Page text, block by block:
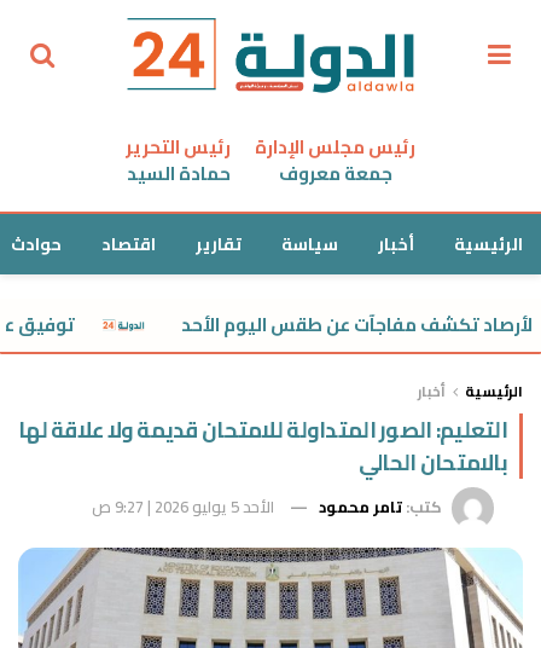
رئيس مجلس الإدارة
جمعة معروف
رئيس التحرير
حمادة السيد
الرئيسية أخبار سياسة تقارير اقتصاد حوادث
تكشف مفاجآت عن طقس اليوم الأحد توفيق
الرئيسية أخبار
التعليم: الصور المتداولة للامتحان قديمة ولا علاقة لها
بالامتحان الحالي
كتب:تامر محمود الأحد 5 يوليو 2026 | 9:27 ص